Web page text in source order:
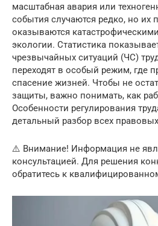
масштабная авария или
события случаются редко, но их
оказываются
экологии. Статистика
чрезвычайных ситуаций (ЧС)
переходят в особый режим, где
спасение жизней. Чтобы не
защиты, важно понимать, как
Особенности регулирования
детальный разбор всех
⚠️ Внимание! Информация не
консультацией. Для решения
обратитесь к